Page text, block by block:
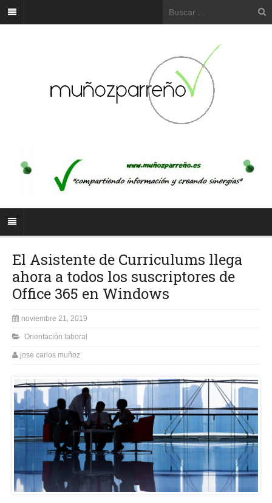
El Asistente de Curriculums llega
ahora a todos los suscriptores de
Office 365 en Windows
noviembre 21, 2019
Orientación laboral
jose carlos muñoz